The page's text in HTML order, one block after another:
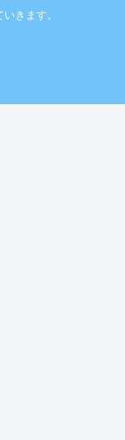
きます。